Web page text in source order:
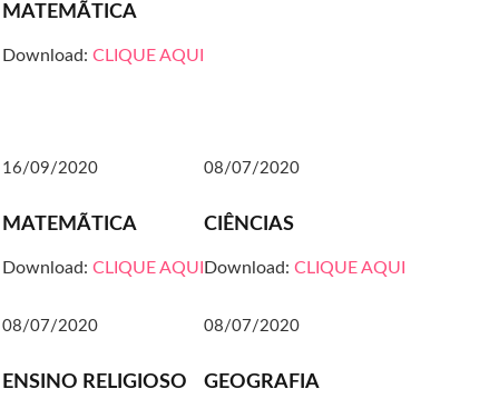
MATEMÃTICA
Download: CLIQUE AQUI
16/09/2020
MATEMÃTICA
Download: CLIQUE AQUI
08/07/2020
CIÊNCIAS
Download: CLIQUE AQUI
08/07/2020
ENSINO RELIGIOSO
08/07/2020
GEOGRAFIA